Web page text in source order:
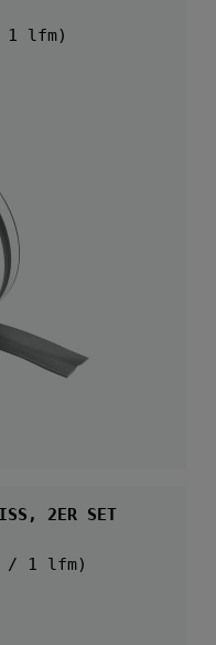
1 lfm)
2ER SET
/ 1 lfm)